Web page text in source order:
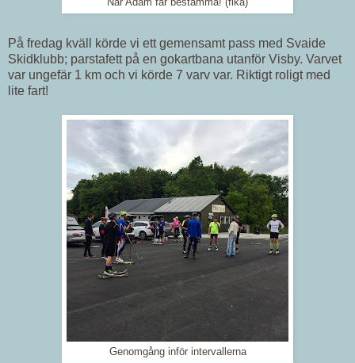
När Adam får bestämma! (fika)
På fredag kväll körde vi ett gemensamt pass med Svaide
Skidklubb; parstafett på en gokartbana utanför Visby. Varvet
var ungefär 1 km och vi körde 7 varv var. Riktigt roligt med
lite fart!
Genomgång inför intervallerna